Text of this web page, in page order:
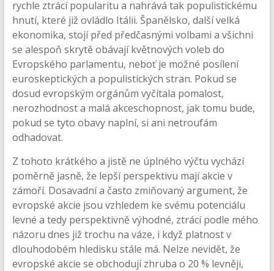
rychle ztrácí popularitu a nahrává tak populistickému
hnutí, které již ovládlo Itálii. Španělsko, další velká
ekonomika, stojí před předčasnými volbami a všichni
se alespoň skrytě obávají květnových voleb do
Evropského parlamentu, neboť je možné posílení
euroskeptických a populistických stran. Pokud se
dosud evropským orgánům vyčítala pomalost,
nerozhodnost a malá akceschopnost, jak tomu bude,
pokud se tyto obavy naplní, si ani netroufám
odhadovat.
Z tohoto krátkého a jistě ne úplného výčtu vychází
poměrně jasně, že lepší perspektivu mají akcie v
zámoří. Dosavadní a často zmiňovaný argument, že
evropské akcie jsou vzhledem ke svému potenciálu
levné a tedy perspektivně výhodné, ztrácí podle mého
názoru dnes již trochu na váze, i když platnost v
dlouhodobém hledisku stále má. Nelze nevidět, že
evropské akcie se obchodují zhruba o 20 % levněji,